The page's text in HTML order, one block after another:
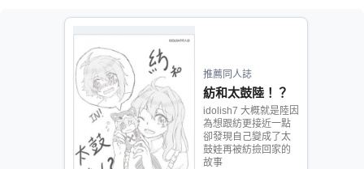
推薦同人誌
紡和太鼓陸！？
idolish7 大概就是陸因
為想跟紡更接近一點
卻發現自己變成了太
鼓娃再被紡撿回家的
故事